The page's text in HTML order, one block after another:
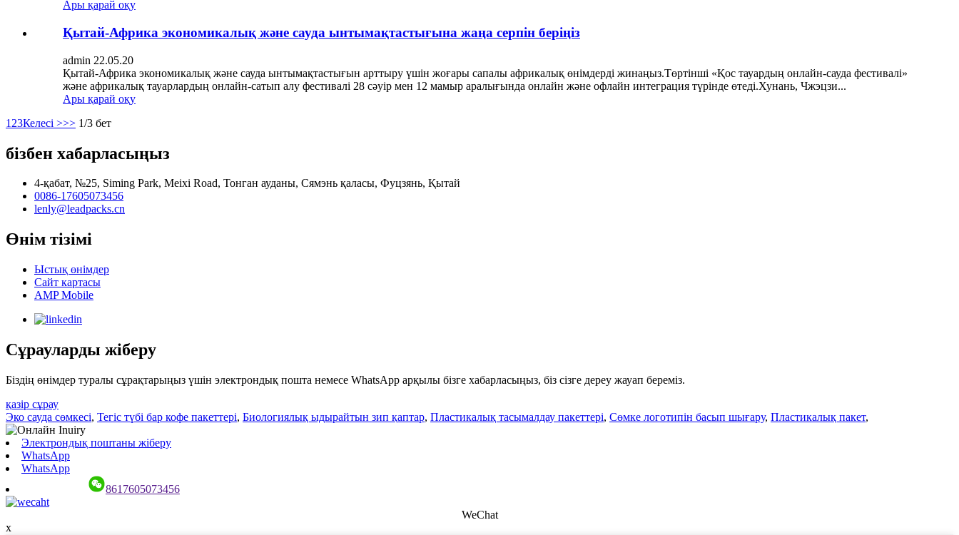
Ары қарай оқу
Қытай-Африка экономикалық және сауда ынтымақтастығына жаңа серпін беріңіз
admin 22.05.20
Қытай-Африка экономикалық және сауда ынтымақтастығын арттыру үшін жоғары сапалы африкалық өнімдерді жинаңыз.Төртінші «Қос тауардың онлайн-сауда фестивалі»
және африкалық тауарлардың онлайн-сатып алу фестивалі 28 сәуір мен 12 мамыр аралығында онлайн және офлайн интеграция түрінде өтеді.Хунань, Чжэцзи...
Ары қарай оқу
1 23Келесі >>> 1/3 бет
бізбен хабарласыңыз
4-қабат, №25, Siming Park, Meixi Road, Тонган ауданы, Сямэнь қаласы, Фуцзянь, Қытай
0086-17605073456
lenly@leadpacks.cn
Өнім тізімі
Ыстық өнімдер
Сайт картасы
AMP Mobile
Сұрауларды жіберу
Біздің өнімдер туралы сұрақтарыңыз үшін электрондық пошта немесе WhatsApp арқылы бізге хабарласыңыз, біз сізге дереу жауап береміз.
қазір сұрау
Эко сауда сөмкесі, Тегіс түбі бар кофе пакеттері, Биологиялық ыдырайтын зип қаптар, Пластикалық тасымалдау пакеттері, Сөмке логотипін басып шығару, Пластикалық пакет,
Электрондық поштаны жіберу
WhatsApp
WhatsApp
8617605073456
WeChat
x